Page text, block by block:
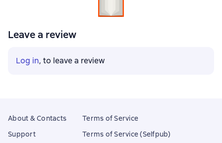
Leave a review
Log in, to leave a review
About & Contacts
Support
Terms of Service
Terms of Service (Selfpub)